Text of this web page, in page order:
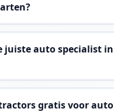
juiste auto specialist in
gratis voor auto